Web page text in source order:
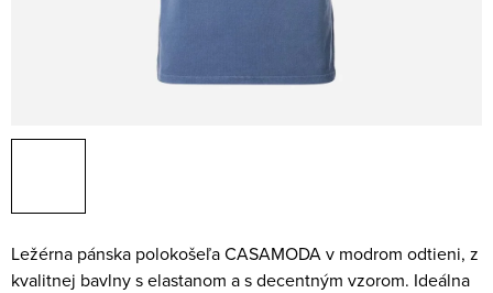
Ležérna pánska polokošeľa CASAMODA v modrom odtieni, z
kvalitnej bavlny s elastanom a s decentným vzorom. Ideálna